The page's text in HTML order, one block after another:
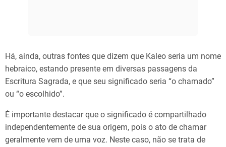
Há, ainda, outras fontes que dizem que Kaleo seria um nome
hebraico, estando presente em diversas passagens da
Escritura Sagrada, e que seu significado seria “o chamado”
ou “o escolhido”.
É importante destacar que o significado é compartilhado
independentemente de sua origem, pois o ato de chamar
geralmente vem de uma voz. Neste caso, não se trata de